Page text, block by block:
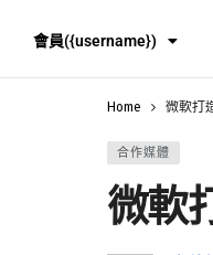
會員({username})
Home 微軟打
合作媒體
微軟